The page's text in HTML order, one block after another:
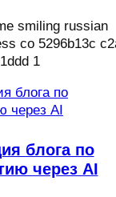
блога по
через AI